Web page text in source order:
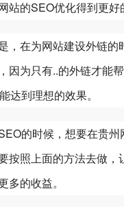
站的SEO优化得到更好
，在为网站建设外链的
因为只有..的外链才能
达到理想的效果。
的时候，想要在贵州
按照上面的方法去做，
多的收益。